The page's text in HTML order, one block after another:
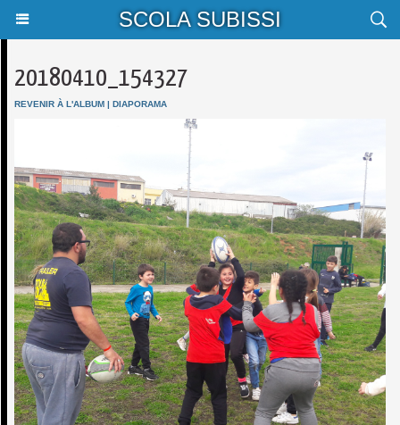
SCOLA SUBISSI
20180410_154327
REVENIR À L'ALBUM | DIAPORAMA